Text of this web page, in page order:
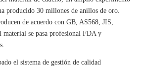
producido 30 millones de anillos de oro.
de acuerdo con GB, AS568, JIS,
se pasa profesional FDA y
el sistema de gestión de calidad